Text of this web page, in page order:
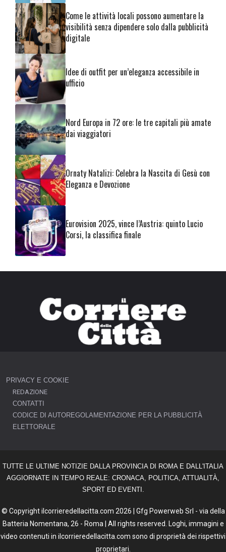
Come le attività locali possono aumentare la
visibilità senza dipendere solo dalla pubblicità
digitale
Idee di outfit per un’eleganza accessibile in
ufficio
Nord Europa in 72 ore: le tre capitali più amate
dai viaggiatori
Ornaty Natalizi: Celebra la Nascita di Gesù con
Eleganza e Devozione
Eurovision 2025, vince l’Austria: quinto Lucio
Corsi, la classifica finale
PRIVACY E COOKIE
REDAZIONE
CONTATTI
CODICE DI AUTOREGOLAMENTAZIONE PER LA PUBBLICITÀ
ELETTORALE
TUTTE LE ULTIME NOTIZIE DALLA PROVINCIA DI ROMA E DALL'ITALIA
AGGIORNATE IN TEMPO REALE: CRONACA, POLITICA, ATTUALITÀ,
SPORT ED EVENTI.
© Copyright ilcorrieredellacitta.com 2026 | Gfg Powerweb Srl - via della
Batteria Nomentana, 26 - Roma | All rights reserved. Loghi, immagini e
video contenuti in ilcorrieredellacitta.com sono di proprietà dei rispettivi
proprietari.